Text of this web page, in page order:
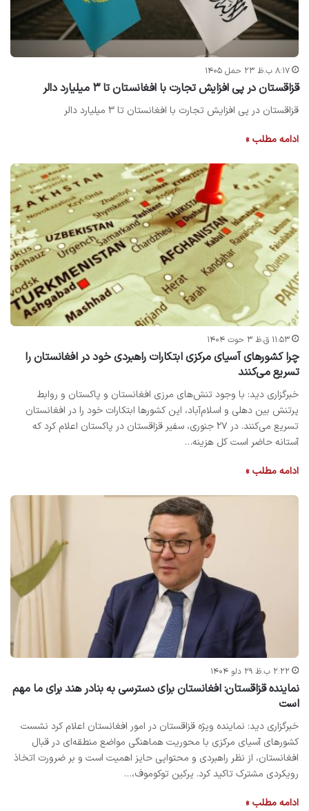
۸:۱۷ ب.ظ ۲۳ حمل ۱۴۰۵
قزاقستان در پی افزایش تجارت با افغانستان تا ۳ میلیارد دالر
قزاقستان در پی افزایش تجارت با افغانستان تا ۳ میلیارد دالر
ادامه مطلب »
۱۱:۵۳ ق.ظ ۳ حوت ۱۴۰۴
چرا کشورهای آسیای مرکزی ابتکارات راهبردی خود در افغانستان را
تسریع می‌کنند
خبرگزاری دید: با وجود تنش‌های مرزی افغانستان و پاکستان و روابط
پرتنش بین دهلی و اسلام‌آباد، این کشورها ابتکارات خود را در افغانستان
تسریع می‌کنند. در ۲۷ جنوری، سفیر قزاقستان در پاکستان اعلام کرد که
آستانه حاضر است کل هزینه…
ادامه مطلب »
۲:۲۲ ب.ظ ۲۹ دلو ۱۴۰۴
نماینده قزاقستان: افغانستان برای دسترسی به بنادر هند برای ما مهم
است
خبرگزاری دید: نماینده ویژه قزاقستان در امور افغانستان اعلام کرد نشست
کشورهای آسیای مرکزی با محوریت هماهنگی مواضع منطقه‌ای در قبال
افغانستان، از نظر راهبردی و محتوایی حایز اهمیت است و بر ضرورت اتخاذ
رویکردی مشترک تاکید کرد. یرکین توکوموف،…
ادامه مطلب »